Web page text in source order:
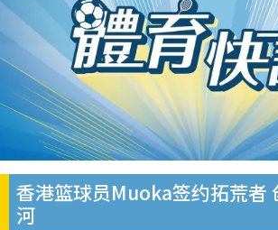
香港篮球员Muoka签约拓荒者
河